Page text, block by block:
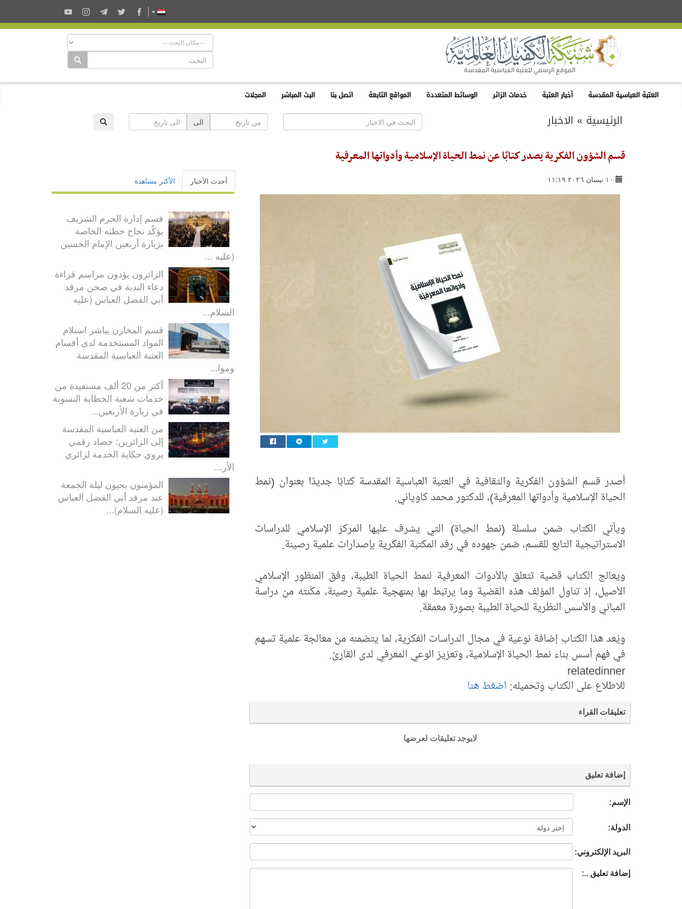
العتبة العباسية المقدسة أخبار العتبة خدمات الزائر الوسائط المتعددة المواقع التابعة اتصل بنا البث المباشر المجلات
الرئيسية » الاخبار الى
قسم الشؤون الفكرية يصدر كتابًا عن نمط الحياة الإسلامية وأدواتها المعرفية
١٠ نيسان ٢٠٢٦ ١١:١٩
أصدر قسم الشؤون الفكرية والثقافية في العتبة العباسية المقدسة كتابًا جديدًا بعنوان (نمط
الحياة الإسلامية وأدواتها المعرفية)، للدكتور محمد كاوياني.
ويأتي الكتاب ضمن سلسلة (نمط الحياة) التي يشرف عليها المركز الإسلامي للدراسات
الاستراتيجية التابع للقسم، ضمن جهوده في رفد المكتبة الفكرية بإصدارات علمية رصينة.
ويعالج الكتاب قضية تتعلق بالأدوات المعرفية لنمط الحياة الطيبة، وفق المنظور الإسلامي
الأصيل، إذ تناول المؤلف هذه القضية وما يرتبط بها بمنهجية علمية رصينة، مكّنته من دراسة
المباني والأسس النظرية للحياة الطيبة بصورة معمقة.
ويُعد هذا الكتاب إضافة نوعية في مجال الدراسات الفكرية، لما يتضمنه من معالجة علمية تسهم
في فهم أسس بناء نمط الحياة الإسلامية، وتعزيز الوعي المعرفي لدى القارئ.
relatedinner
للاطلاع على الكتاب وتحميله: اضغط هنا
تعليقات القراء
لايوجد تعليقات لعرضها
إضافة تعليق
الإسم:
الدولة:
البريد الإلكتروني:
إضافة تعليق ..:
أحدث الأخبار الأكثر مشاهدة
قسم إدارة الحرم الشريف
يؤكّد نجاح خطته الخاصة
بزيارة أربعين الإمام الحسين
(عليه ...
الزائرون يؤدون مراسم قراءة
دعاء الندبة في صحن مرقد
أبي الفضل العباس (عليه
السلام...
قسم المخازن يباشر استلام
المواد المستخدمة لدى أقسام
العتبة العباسية المقدسة
وموا...
أكثر من 20 ألف مستفيدة من
خدمات شعبة الخطابة النسوية
في زيارة الأربعين...
من العتبة العباسية المقدسة
إلى الزائرين: حصاد رقمي
يروي حكاية الخدمة لزائري
الأر...
المؤمنون يحيون ليلة الجمعة
عند مرقد أبي الفضل العباس
(عليه السلام)...